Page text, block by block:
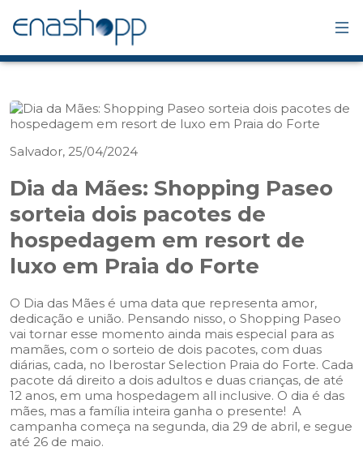
Salvador, 25/04/2024
Dia da Mães: Shopping Paseo
sorteia dois pacotes de
hospedagem em resort de
luxo em Praia do Forte
O Dia das Mães é uma data que representa amor,
dedicação e união. Pensando nisso, o Shopping Paseo
vai tornar esse momento ainda mais especial para as
mamães, com o sorteio de dois pacotes, com duas
diárias, cada, no Iberostar Selection Praia do Forte. Cada
pacote dá direito a dois adultos e duas crianças, de até
12 anos, em uma hospedagem all inclusive. O dia é das
mães, mas a família inteira ganha o presente! A
campanha começa na segunda, dia 29 de abril, e segue
até 26 de maio.